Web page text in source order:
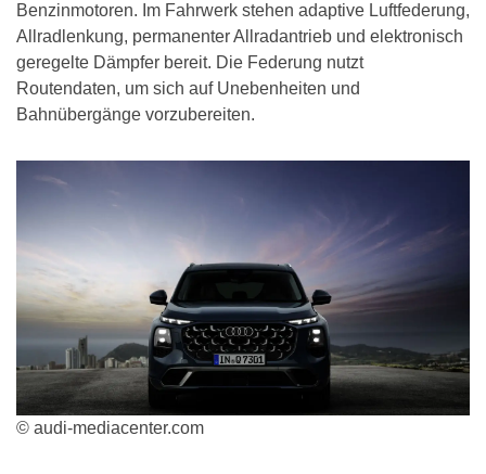
Benzinmotoren. Im Fahrwerk stehen adaptive Luftfederung,
Allradlenkung, permanenter Allradantrieb und elektronisch
geregelte Dämpfer bereit. Die Federung nutzt
Routendaten, um sich auf Unebenheiten und
Bahnübergänge vorzubereiten.
© audi-mediacenter.com